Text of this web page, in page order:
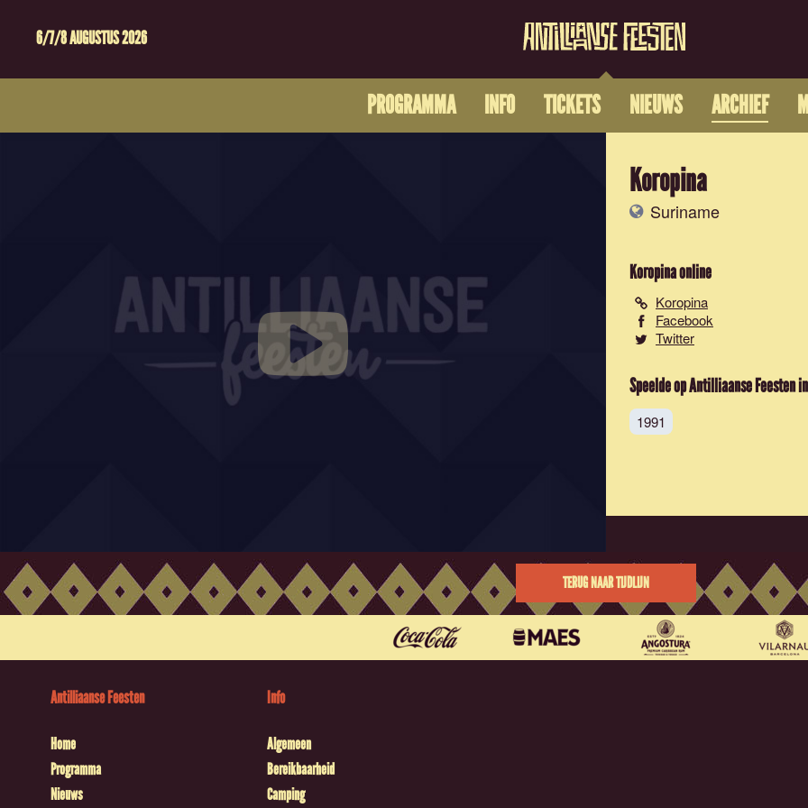
6/7/8 AUGUSTUS 2026
PROGRAMMA INFO TICKETS NIEUWS ARCHIEF
Koropina
Suriname
Koropinaonline
Koropina
Facebook
Twitter
Speelde op Antilliaanse Feesten in
1991
TERUG NAAR TIJDLIJN
Antilliaanse Feesten
Home
Programma
Nieuws
Info
Algemeen
Bereikbaarheid
Camping